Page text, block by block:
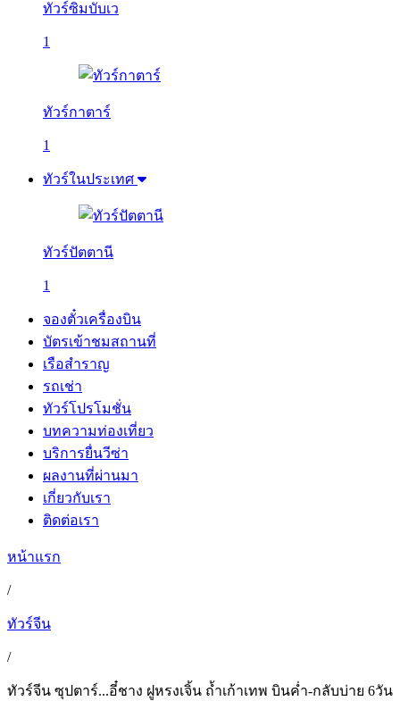
ทัวร์ซิมบับเว
1
ทัวร์กาตาร์
1
ทัวร์ในประเทศ
ทัวร์ปัตตานี
1
จองตั๋วเครื่องบิน
บัตรเข้าชมสถานที่
เรือสำราญ
รถเช่า
ทัวร์โปรโมชั่น
บทความท่องเที่ยว
บริการยื่นวีซ่า
ผลงานที่ผ่านมา
เกี่ยวกับเรา
ติดต่อเรา
หน้าแรก
/
ทัวร์จีน
/
ทัวร์จีน ซุปตาร์...อี๋ชาง ฝูหรงเจิ้น ถ้ำเก้าเทพ บินค่ำ-กลับบ่าย 6วัน